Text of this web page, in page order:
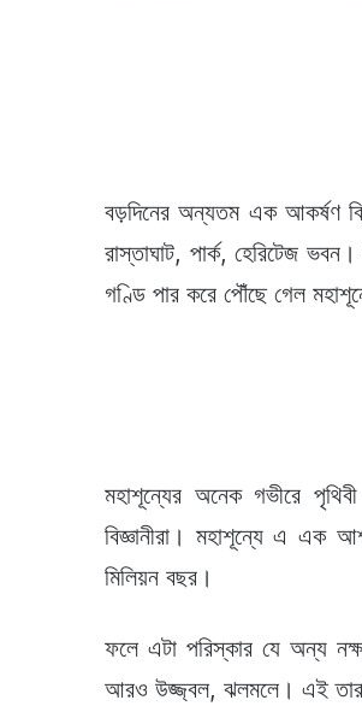
বড়দিনের অন্যতম এক আকর্ষণ
রাস্তাঘাট, পার্ক, হেরিটেজ
গণ্ডি পার করে পৌঁছে গেল
মহাশূন্যের অনেক গভীরে
বিজ্ঞানীরা। মহাশূন্যে এ এক
মিলিয়ন বছর।
ফলে এটা পরিস্কার যে অন্য
আরও উজ্জ্বল, ঝলমলে। এই